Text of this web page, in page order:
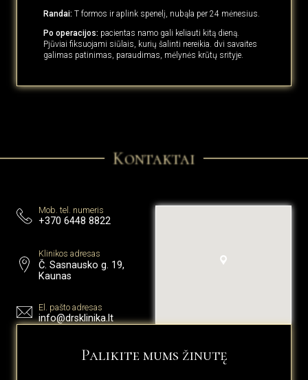
Randai: T formos ir aplink spenelį, nubąla per 24 mėnesius.
Po operacijos: pacientas namo gali keliauti kitą dieną.
Pjūviai fiksuojami siūlais, kurių šalinti nereikia. dvi savaites
galimas patinimas, paraudimas, mėlynės krūtų srityje.
Kontaktai
Mob. tel. numeris
+370 6448 8822
Klinikos adresas
Č. Sasnausko g. 19,
Kaunas
El. pašto adresas
info@drsklinika.lt
Palikite mums žinutę